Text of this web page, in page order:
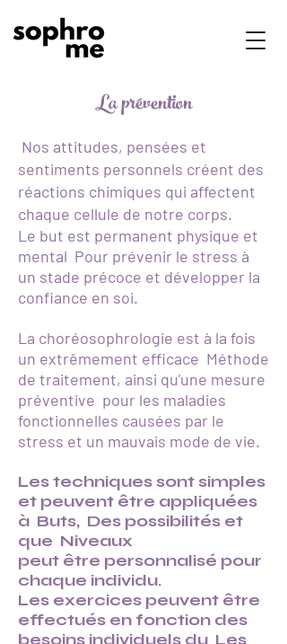
La prévention
Nos attitudes, pensées et
sentiments personnels créent des
réactions chimiques qui affectent
chaque cellule de notre corps.
Le but est permanent physique et
mental Pour prévenir le stress à
un stade précoce et développer la
confiance en soi.
La choréosophrologie est à la fois
un extrêmement efficace Méthode
de traitement, ainsi qu'une mesure
préventive pour les maladies
fonctionnelles causées par le
stress et un mauvais mode de vie.
Les techniques sont simples
et peuvent être appliquées
à Buts, Des possibilités et
que Niveaux
peut être personnalisé pour
chaque individu.
Les exercices peuvent être
effectués en fonction des
besoins individuels du Les